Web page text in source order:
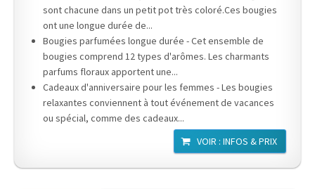
sont chacune dans un petit pot très coloré.Ces bougies
ont une longue durée de...
Bougies parfumées longue durée - Cet ensemble de
bougies comprend 12 types d'arômes. Les charmants
parfums floraux apportent une...
Cadeaux d'anniversaire pour les femmes - Les bougies
relaxantes conviennent à tout événement de vacances
ou spécial, comme des cadeaux...
VOIR : INFOS & PRIX